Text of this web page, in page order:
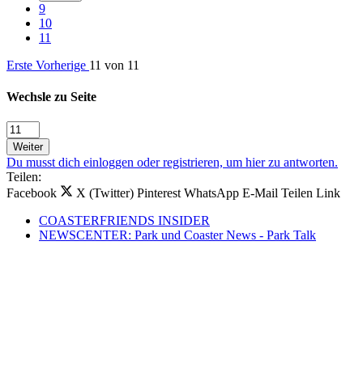
9
10
11
Erste Vorherige 11 von 11
Wechsle zu Seite
Weiter
Du musst dich einloggen oder registrieren, um hier zu antworten.
Teilen:
Facebook
X (Twitter) Pinterest WhatsApp E-Mail Teilen Link
COASTERFRIENDS INSIDER
NEWSCENTER: Park und Coaster News - Park Talk